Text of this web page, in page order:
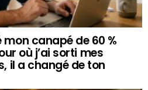
canapé de 60 %
où j’ai sorti mes
il a changé de ton